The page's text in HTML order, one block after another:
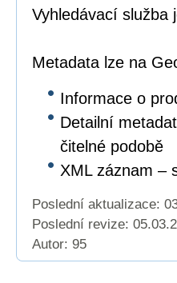
Vyhledávací služba
Metadata lze na
Informace o
Detailní
čitelné podobě
XML záznam –
Poslední aktualizace:
Poslední revize:
Autor: 95